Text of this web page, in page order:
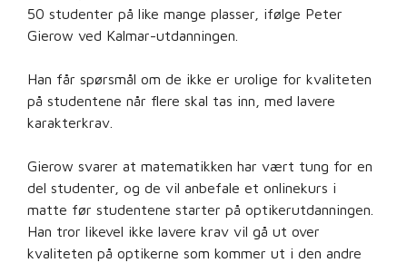
50 studenter på like mange plasser, ifølge Peter
Gierow ved Kalmar-utdanningen.
Han får spørsmål om de ikke er urolige for kvaliteten
på studentene når flere skal tas inn, med lavere
karakterkrav.
Gierow svarer at matematikken har vært tung for en
del studenter, og de vil anbefale et onlinekurs i
matte før studentene starter på optikerutdanningen.
Han tror likevel ikke lavere krav vil gå ut over
kvaliteten på optikerne som kommer ut i den andre